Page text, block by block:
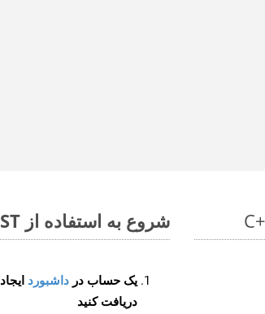
شروع به استفاده از Aspose.Total REST برای MHTML to XLSM کنید
یک حساب در داشبورد
دریافت کنید